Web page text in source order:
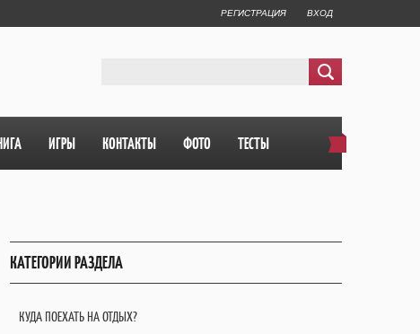
РЕГИСТРАЦИЯ ВХОД
ИГРЫ КОНТАКТЫ ФОТО ТЕСТЫ
КАТЕГОРИИ РАЗДЕЛА
КУДА ПОЕХАТЬ НА ОТДЫХ?